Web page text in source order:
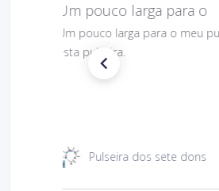
Gostei muito bem linda 😊
Gostei muito bem linda 😊
Santa Rita 49 cm